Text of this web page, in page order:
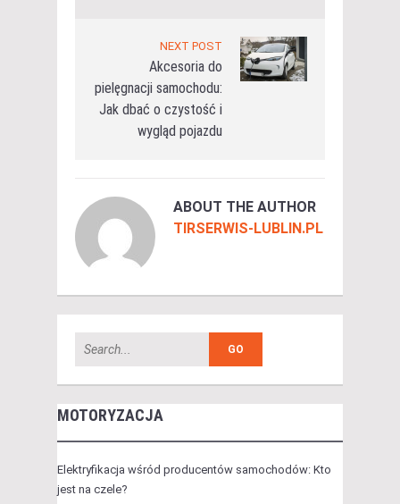
NEXT POST
Akcesoria do
pielęgnacji samochodu:
Jak dbać o czystość i
wygląd pojazdu
ABOUT THE AUTHOR
TIRSERWIS-LUBLIN.PL
MOTORYZACJA
Elektryfikacja wśród producentów samochodów: Kto
jest na czele?